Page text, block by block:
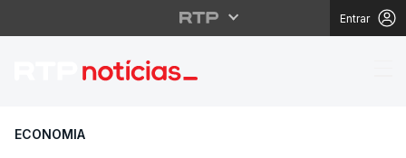
Entrar
Governo quer rever
ECONOMIA